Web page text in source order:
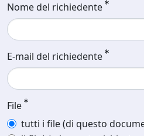
Nome del richiedente
E-mail del richiedente
File
tutti i file (di questo